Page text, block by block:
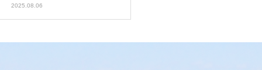
2025.08.06